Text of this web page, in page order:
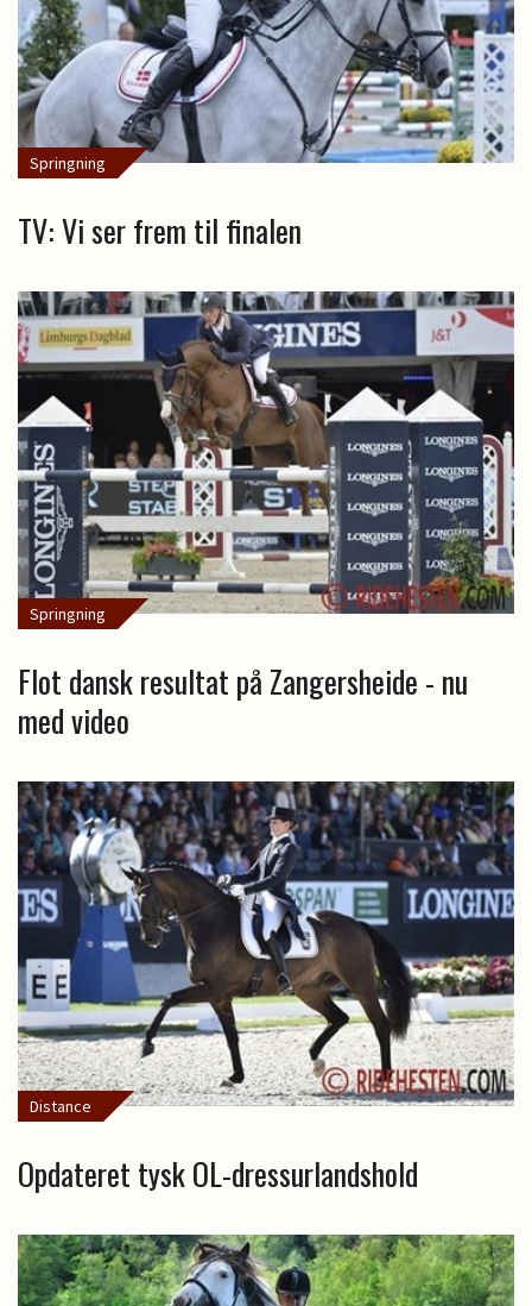
Springning
TV: Vi ser frem til finalen
Springning
Flot dansk resultat på Zangersheide - nu
med video
Distance
Opdateret tysk OL-dressurlandshold